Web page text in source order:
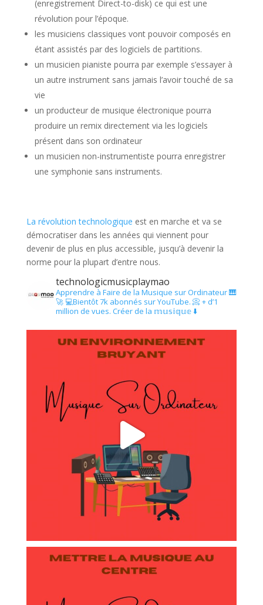
(enregistrement Direct-to-disk) ce qui est une
révolution pour l’époque.
les musiciens classiques vont pouvoir composés en
étant assistés par des logiciels de partitions.
un musicien pianiste pourra par exemple s’essayer à
un autre instrument sans jamais l’avoir touché de sa
vie
un producteur de musique électronique pourra
produire un remix directement via les logiciels
présent dans son ordinateur
un musicien non-instrumentiste pourra enregistrer
une symphonie sans instruments.
La révolution technologique est en marche et va se
démocratiser dans les années qui viennent pour
devenir de plus en plus accessible, jusqu’à devenir la
norme pour la plupart d’entre nous.
technologicmusicplaymao
Apprendre à Faire de la Musique sur Ordinateur 🎹
🚀 💻Bientôt 7k abonnés sur YouTube. 📀 + d’1
million de vues. Créer de la 𝕞𝕦𝕤𝕚𝕢𝕦𝕖 ⬇️